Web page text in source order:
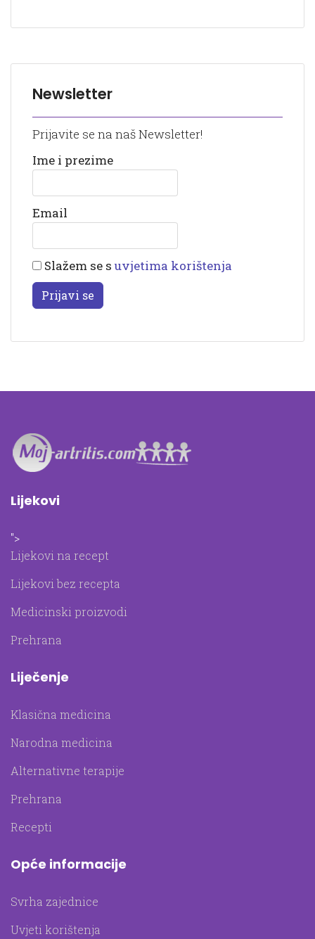
Newsletter
Prijavite se na naš Newsletter!
Ime i prezime
Email
Slažem se s uvjetima korištenja
Prijavi se
Lijekovi
">
Lijekovi na recept
Lijekovi bez recepta
Medicinski proizvodi
Prehrana
Liječenje
Klasična medicina
Narodna medicina
Alternativne terapije
Prehrana
Recepti
Opće informacije
Svrha zajednice
Uvjeti korištenja